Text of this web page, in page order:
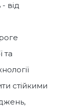
від
та
стійкими